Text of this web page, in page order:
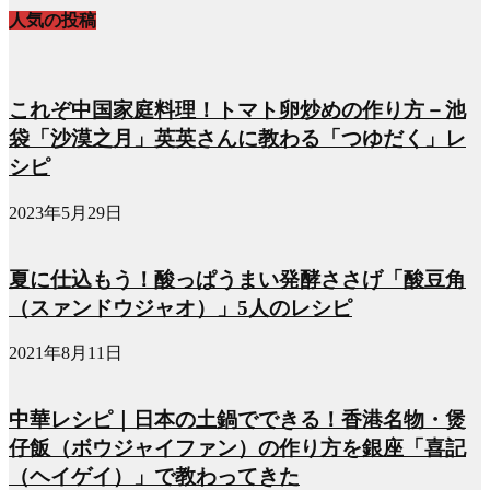
人気の投稿
これぞ中国家庭料理！トマト卵炒めの作り方－池
袋「沙漠之月」英英さんに教わる「つゆだく」レ
シピ
2023年5月29日
夏に仕込もう！酸っぱうまい発酵ささげ「酸豆角
（スァンドウジャオ）」5人のレシピ
2021年8月11日
中華レシピ｜日本の土鍋でできる！香港名物・煲
仔飯（ボウジャイファン）の作り方を銀座「喜記
（ヘイゲイ）」で教わってきた